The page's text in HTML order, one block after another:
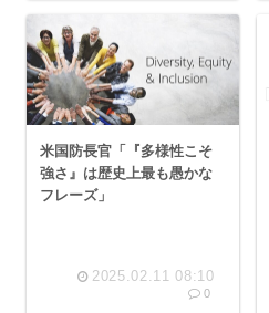
米国防長官「『多様性こそ
強さ』は歴史上最も愚かな
フレーズ」
2025.02.11 08:10
0